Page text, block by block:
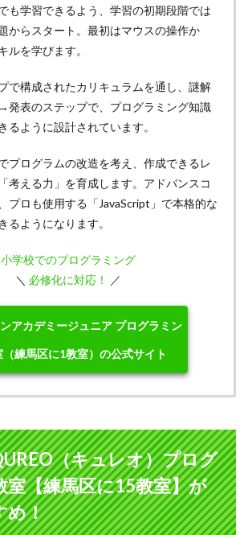
も学習できるよう、学習の初期段階では
からスタート。最初はマウスの操作か
ルを学びます。
で構成されたカリキュラムを通し、謎解
表のステップで、プログラミング知識
るように設計されています。
プログラムの改造を考え、作成できるレ
考える力」を育成します。アドバンスコ
プロも使用する「JavaScript」で本格的な
るようになります。
小学校でのプログラミング
＼ 必修化に対応！ ／
アカデミージュニア プログラミン
（練馬区に1教室）の公式サイト
（キュレオ）プログ
室【練馬区に15教室】が
め！